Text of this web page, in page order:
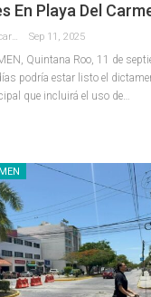
En Playa Del
Redaccion La Pancarta De Quintana Roo Sep 11, 2025
Quintana Roo, 11 de
podría estar listo el
que incluirá el uso de…